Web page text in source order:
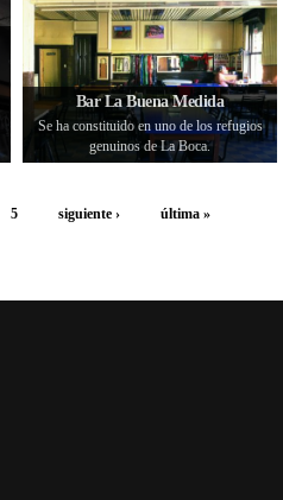
Bar La Buena Medida
Se ha constituido en uno de los refugios
genuinos de La Boca.
5 siguiente › última »